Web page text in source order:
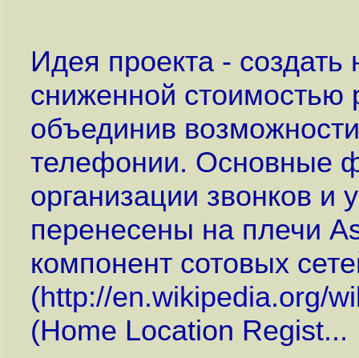
Идея проекта - создать
сниженной стоимостью
объединив
телефонии. Основные
организации звонков и
перенесены на плечи
компонент сотовых
(http://en.wikipedia.org/
(Home Location Regist...